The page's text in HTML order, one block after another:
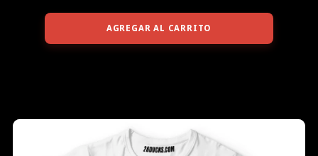
AGREGAR AL CARRITO